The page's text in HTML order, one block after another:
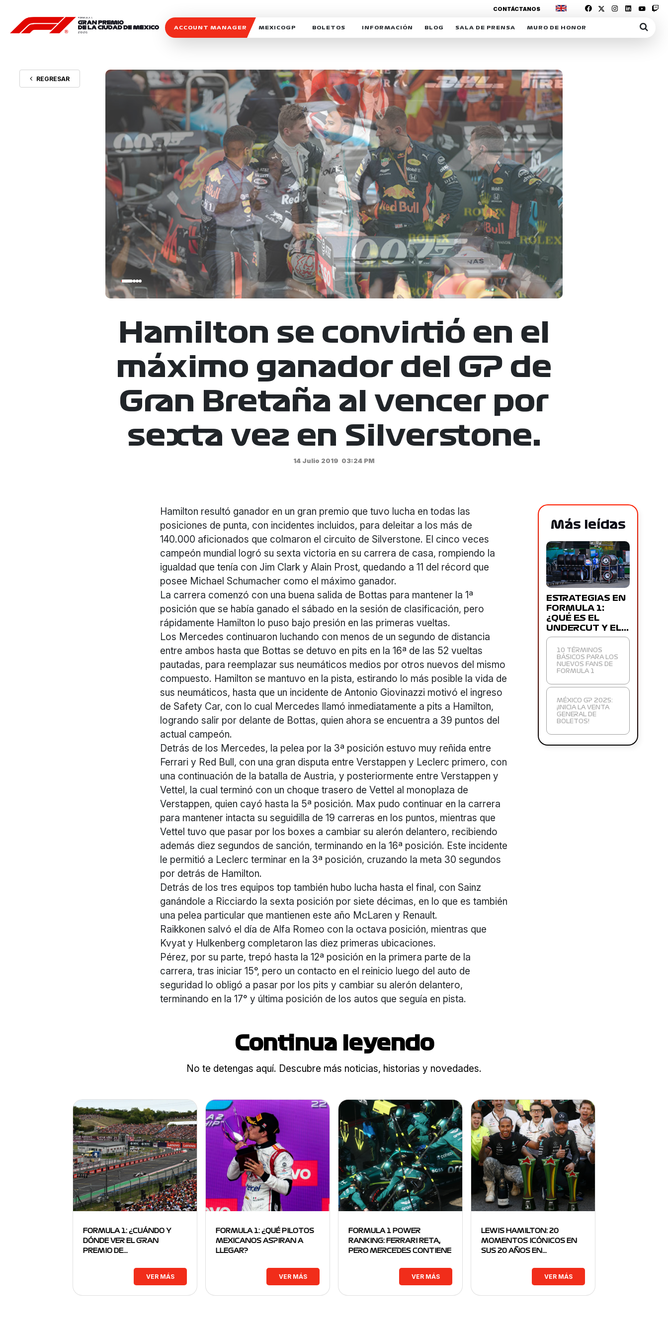
ACCOUNT MANAGER MEXICOGP
SOSTENIBILIDAD
CELEBRA CON NOSOTROS
BOLETOS INFORMACIÓN
DERECHO DE PRIMERA OPCIÓN
REFORESTEMOS JUNTOS
MOTORSPORT ACADEMY
VOLUNTARIOS
EXPOSICIÓN FOTOGRÁFICA
CAMPEONATO
PATROCINADORES
LEGALES TICKETMASTER
BLOG
MEXICOGP
INTERACTIVOS
SALA DE PRENSA
ACREDITACIONES
MURO DE HONOR
CONTÁCTANOS
REGRESAR
Hamilton se convirtió en el
máximo ganador del GP de
Gran Bretaña al vencer por
sexta vez en Silverstone.
14 Julio 2019 03:24 PM
Hamilton resultó ganador en un gran premio que tuvo lucha en todas las
posiciones de punta, con incidentes incluidos, para deleitar a los más de
140.000 aficionados que colmaron el circuito de Silverstone. El cinco veces
campeón mundial logró su sexta victoria en su carrera de casa, rompiendo la
igualdad que tenía con Jim Clark y Alain Prost, quedando a 11 del récord que
posee Michael Schumacher como el máximo ganador.
La carrera comenzó con una buena salida de Bottas para mantener la 1ª
posición que se había ganado el sábado en la sesión de clasificación, pero
rápidamente Hamilton lo puso bajo presión en las primeras vueltas.
Los Mercedes continuaron luchando con menos de un segundo de distancia
entre ambos hasta que Bottas se detuvo en pits en la 16ª de las 52 vueltas
pautadas, para reemplazar sus neumáticos medios por otros nuevos del mismo
compuesto. Hamilton se mantuvo en la pista, estirando lo más posible la vida de
sus neumáticos, hasta que un incidente de Antonio Giovinazzi motivó el ingreso
de Safety Car, con lo cual Mercedes llamó inmediatamente a pits a Hamilton,
logrando salir por delante de Bottas, quien ahora se encuentra a 39 puntos del
actual campeón.
Detrás de los Mercedes, la pelea por la 3ª posición estuvo muy reñida entre
Ferrari y Red Bull, con una gran disputa entre Verstappen y Leclerc primero, con
una continuación de la batalla de Austria, y posteriormente entre Verstappen y
Vettel, la cual terminó con un choque trasero de Vettel al monoplaza de
Verstappen, quien cayó hasta la 5ª posición. Max pudo continuar en la carrera
para mantener intacta su seguidilla de 19 carreras en los puntos, mientras que
Vettel tuvo que pasar por los boxes a cambiar su alerón delantero, recibiendo
además diez segundos de sanción, terminando en la 16ª posición. Este incidente
le permitió a Leclerc terminar en la 3ª posición, cruzando la meta 30 segundos
por detrás de Hamilton.
Detrás de los tres equipos top también hubo lucha hasta el final, con Sainz
ganándole a Ricciardo la sexta posición por siete décimas, en lo que es también
una pelea particular que mantienen este año McLaren y Renault.
Raikkonen salvó el día de Alfa Romeo con la octava posición, mientras que
Kvyat y Hulkenberg completaron las diez primeras ubicaciones.
Pérez, por su parte, trepó hasta la 12ª posición en la primera parte de la
carrera, tras iniciar 15°, pero un contacto en el reinicio luego del auto de
seguridad lo obligó a pasar por los pits y cambiar su alerón delantero,
terminando en la 17° y última posición de los autos que seguía en pista.
Más leídas
ESTRATEGIAS EN
FORMULA 1:
¿QUÉ ES EL
UNDERCUT Y EL…
10 TÉRMINOS
BÁSICOS PARA LOS
NUEVOS FANS DE
FORMULA 1
MÉXICO GP 2025:
¡INICIA LA VENTA
GENERAL DE
BOLETOS!
Continua leyendo
No te detengas aquí. Descubre más noticias, historias y novedades.
FORMULA 1: ¿CUÁNDO Y
DÓNDE VER EL GRAN
PREMIO DE…
VER MÁS
FORMULA 1: ¿QUÉ PILOTOS
MEXICANOS ASPIRAN A
LLEGAR?
VER MÁS
FORMULA 1 POWER
RANKING: FERRARI RETA,
PERO MERCEDES CONTIENE
VER MÁS
LEWIS HAMILTON: 20
MOMENTOS ICÓNICOS EN
SUS 20 AÑOS EN…
VER MÁS